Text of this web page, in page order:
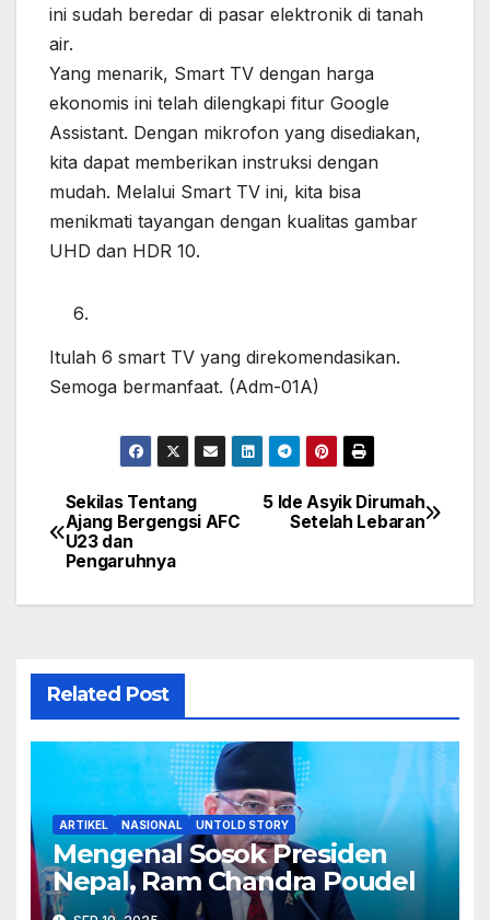
ini sudah beredar di pasar elektronik di tanah
air.
Yang menarik, Smart TV dengan harga
ekonomis ini telah dilengkapi fitur Google
Assistant. Dengan mikrofon yang disediakan,
kita dapat memberikan instruksi dengan
mudah. Melalui Smart TV ini, kita bisa
menikmati tayangan dengan kualitas gambar
UHD dan HDR 10.
Itulah 6 smart TV yang direkomendasikan.
Semoga bermanfaat. (Adm-01A)
Navigasi
pos
5 Ide Asyik Dirumah
Setelah Lebaran
Sekilas Tentang
Ajang Bergengsi AFC
U23 dan
Pengaruhnya
Related Post
ARTIKEL NASIONAL UNTOLD STORY
Mengenal Sosok Presiden
Nepal, Ram Chandra Poudel